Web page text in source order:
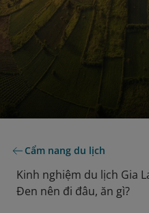
Cẩm nang du lịch
Kinh nghiệm du lịch Gia
Đen nên đi đâu, ăn gì?